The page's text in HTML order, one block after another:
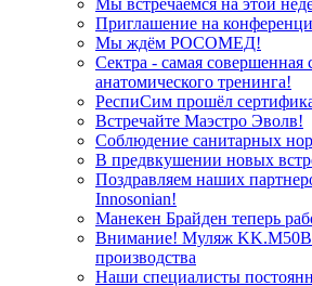
Мы встречаемся на этой
Приглашение на
Мы ждём РОСОМЕД!
Сектра - самая совершенная
анатомического тренинга!
РеспиСим прошёл
Встречайте Маэстро Эволв!
Соблюдение санитарных
В предвкушении новых
Поздравляем наших
Innosonian!
Манекен Брайден теперь
Внимание! Муляж
производства
Наши специалисты